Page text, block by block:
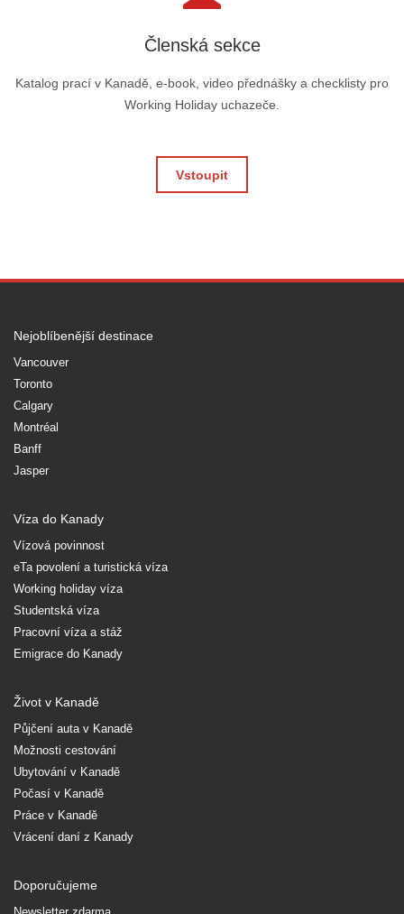
Členská sekce
Katalog prací v Kanadě, e-book, video přednášky a checklisty pro
Working Holiday uchazeče.
Vstoupit
Nejoblíbenější destinace
Vancouver
Toronto
Calgary
Montréal
Banff
Jasper
Víza do Kanady
Vízová povinnost
eTa povolení a turistická víza
Working holiday víza
Studentská víza
Pracovní víza a stáž
Emigrace do Kanady
Život v Kanadě
Půjčení auta v Kanadě
Možnosti cestování
Ubytování v Kanadě
Počasí v Kanadě
Práce v Kanadě
Vrácení daní z Kanady
Doporučujeme